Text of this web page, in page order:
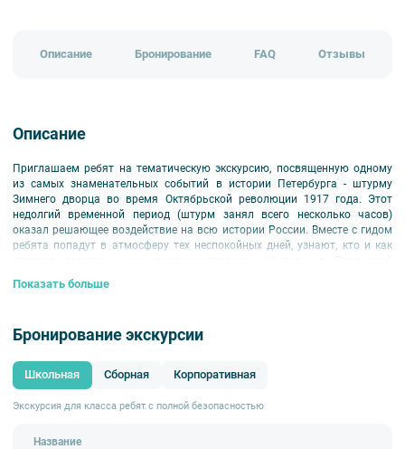
Описание Бронирование FAQ Отзывы
Описание
Приглашаем ребят на тематическую экскурсию, посвященную одному
из самых знаменательных событий в истории Петербурга - штурму
Зимнего дворца во время Октябрьской революции 1917 года. Этот
недолгий временной период (штурм занял всего несколько часов)
оказал решающее воздействие на всю истории России. Вместе с гидом
ребята попадут в атмосферу тех неспокойных дней, узнают, кто и как
событие.
Показать больше
Бронирование экскурсии
Школьная Сборная Корпоративная
Экскурсия для класса ребят с полной безопасностью
Название